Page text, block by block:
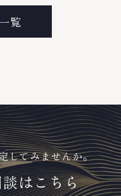
ド ブランド品 ブランド衣類
買取りのことなら、お任せく
い。なかでも金・プラチナ等
クセサリー・貴金属・宝石・
まった腕時計、多くのお品物
価買取りを実現しており、他
はお値段の付かなかったお品
も、一点一点丁寧に無料で査
ます。お気軽にご連絡くださ
TEL: 0120-959-764営業
間: 10:00～19:00定休日: 年中
覧
してみませんか。
はこちら